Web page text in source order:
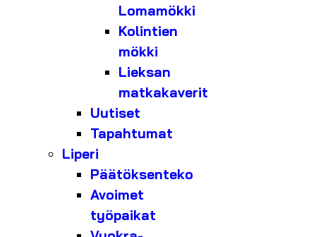
Lomamökki
Kolintien
mökki
Lieksan
matkakaverit
Uutiset
Tapahtumat
Liperi
Päätöksenteko
Avoimet
työpaikat